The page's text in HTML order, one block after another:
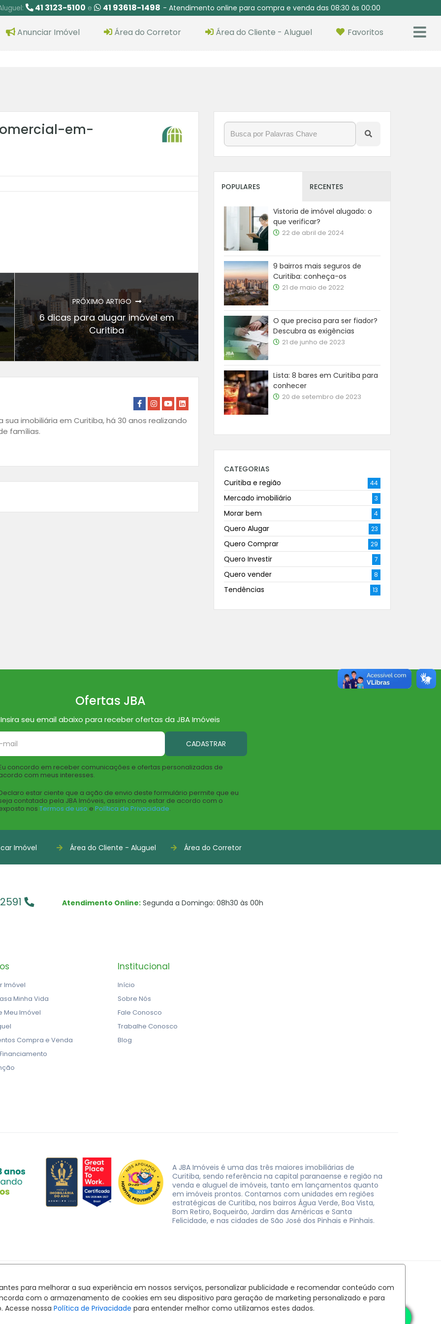
41 3123-5100 e 41 93618-1498 - Atendimento online para compra e venda das 08:30 às 00:00
Anunciar Imóvel Área do Corretor Área do Cliente - Aluguel Favoritos
para melhorar a sua experiência em nossos serviços, personalizar publicidade e recomendar conteúdo com
com o armazenamento de cookies em seu dispositivo para geração de marketing personalizado e para
Acesse nossa Política de Privacidade para entender melhor como utilizamos estes dados.
em-
PRÓXIMO ARTIGO
6 dicas para alugar imóvel em
Curitiba
sua imobiliária em Curitiba, há 30 anos realizando
famílias.
POPULARES RECENTES
Vistoria de imóvel alugado: o
que verificar?
22 de abril de 2024
9 bairros mais seguros de
Curitiba: conheça-os
21 de maio de 2022
O que precisa para ser fiador?
Descubra as exigências
21 de junho de 2023
Lista: 8 bares em Curitiba para
conhecer
20 de setembro de 2023
CATEGORIAS
Curitiba e região
44
Mercado imobiliário 3
Morar bem 4
Quero Alugar 23
Quero Comprar 29
Quero Investir 7
Quero vender 8
Tendências 13
Ofertas JBA
Insira seu email abaixo para receber ofertas da JBA Imóveis
CADASTRAR
concordo em receber comunicações e ofertas personalizadas de
com meus interesses.
estar ciente que a ação de envio deste formulário permite que eu
contatado pela JBA Imóveis, assim como estar de acordo com o
nos Termos de uso e Política de Privacidade.
Imóvel Área do Cliente - Aluguel Área do Corretor
Atendimento Online: Segunda a Domingo: 08h30 às 00h
Imóvel
Minha Vida
Meu Imóvel
Compra e Venda
Institucional
Início
Sobre Nós
Fale Conosco
Trabalhe Conosco
Blog
A JBA Imóveis é uma das três maiores imobiliárias de
Curitiba, sendo referência na capital paranaense e região na
venda e aluguel de imóveis, tanto em lançamentos quanto
em imóveis prontos. Contamos com unidades em regiões
estratégicas de Curitiba, nos bairros Água Verde, Boa Vista,
Bom Retiro, Boqueirão, Jardim das Américas e Santa
Felicidade, e nas cidades de São José dos Pinhais e Pinhais.
Política de privacidade
Termos de uso
Feito com
pelo time daRocketImob | Site para Imobiliária